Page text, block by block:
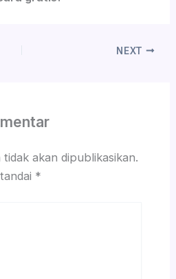
NEXT
akan dipublikasikan.
*